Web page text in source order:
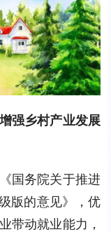
强乡村产业发展
国务院关于推进
版的意见》，优
带动就业能力，